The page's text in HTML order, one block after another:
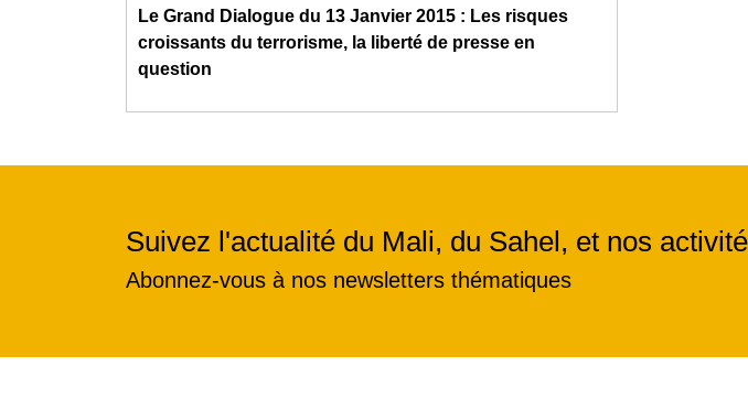
Le Grand Dialogue du 13 Janvier 2015 : Les risques
croissants du terrorisme, la liberté de presse en
question
Suivez l'actualité du Mali, du Sahel, et nos
Abonnez-vous à nos newsletters thématiques